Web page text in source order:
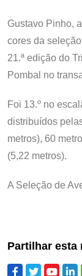
Gustavo Pinho,
cores da
21.ª edição do
Pombal no
Foi 13.º no
distribuídos
metros), 60
(5,22 metros).
A Seleção de
Partilhar esta